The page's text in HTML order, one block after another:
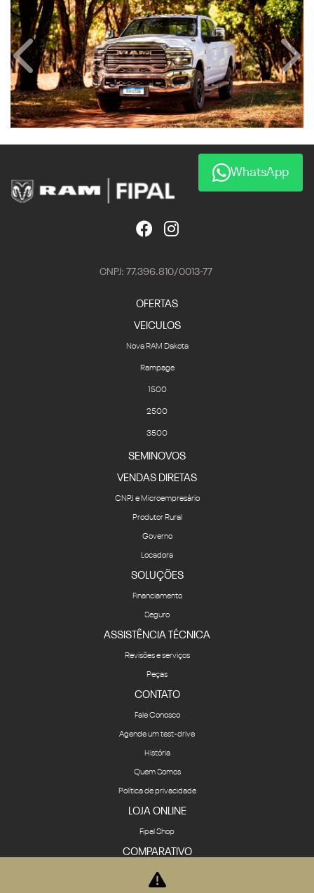
Anterior
CNPJ: 77.396.810/0013-77
OFERTAS
VEICULOS
Nova RAM Dakota
Rampage
1500
2500
3500
SEMINOVOS
VENDAS DIRETAS
CNPJ e Microempresário
Produtor Rural
Governo
Locadora
SOLUÇÕES
Financiamento
Seguro
ASSISTÊNCIA TÉCNICA
Revisões e serviços
Peças
CONTATO
Fale Conosco
Agende um test-drive
História
Quem Somos
Política de privacidade
LOJA ONLINE
Fipal Shop
COMPARATIVO
WhatsApp